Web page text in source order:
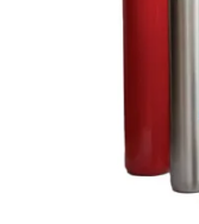
POLITICA
PRIVACY